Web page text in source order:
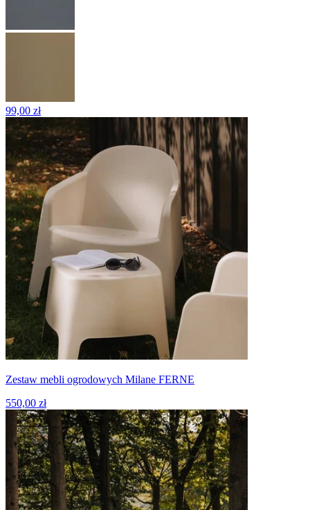
99,00 zł
Zestaw mebli ogrodowych Milane FERNE
550,00 zł